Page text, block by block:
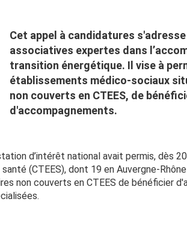
Cet appel à candidatures
associatives expertes dans
transition énergétique. Il vise à
établissements médico-sociaux
non couverts en CTEES, de
d'accompagnements.
d’intérêt national avait permis, dès
(CTEES), dont 19 en Auvergne-
non couverts en CTEES de bénéficier